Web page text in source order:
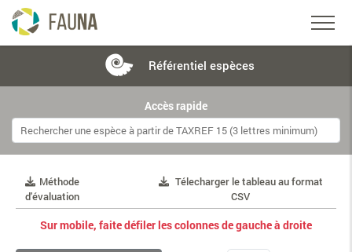
Référentiel espèces
Accès rapide
Méthode
d'évaluation
Télecharger le tableau au format
CSV
Sur mobile, faite défiler les colonnes de gauche à droite